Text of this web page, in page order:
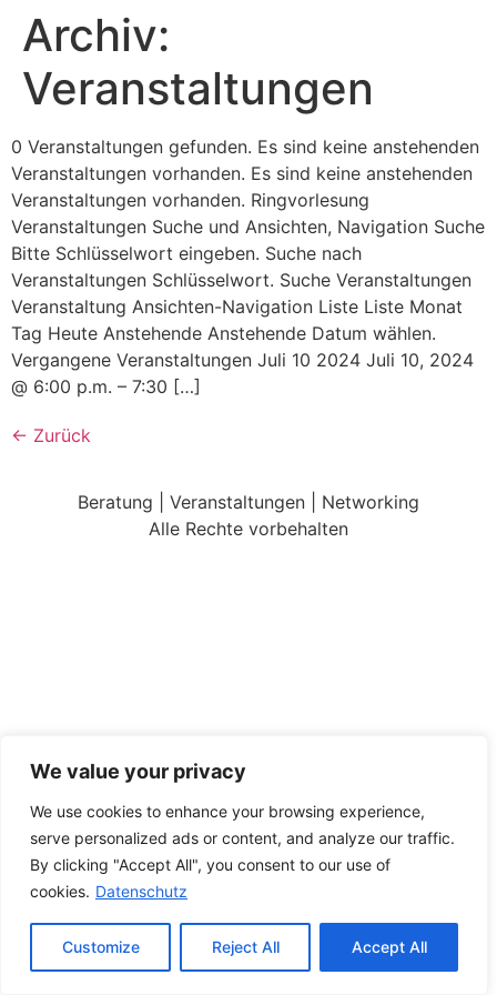
We value your privacy
We use cookies to enhance your browsing experience,
serve personalized ads or content, and analyze our traffic.
By clicking "Accept All", you consent to our use of
cookies. Datenschutz
Customize Reject All Accept All
Archiv:
Veranstaltungen
0 Veranstaltungen gefunden. Es sind keine anstehenden
Veranstaltungen vorhanden. Es sind keine anstehenden
Veranstaltungen vorhanden. Ringvorlesung
Veranstaltungen Suche und Ansichten, Navigation Suche
Bitte Schlüsselwort eingeben. Suche nach
Veranstaltungen Schlüsselwort. Suche Veranstaltungen
Veranstaltung Ansichten-Navigation Liste Liste Monat
Tag Heute Anstehende Anstehende Datum wählen.
Vergangene Veranstaltungen Juli 10 2024 Juli 10, 2024
@ 6:00 p.m. – 7:30 […]
← Zurück
Beratung | Veranstaltungen | Networking
Alle Rechte vorbehalten